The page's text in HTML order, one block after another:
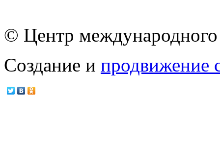
© Центр международного
Создание и продвижение